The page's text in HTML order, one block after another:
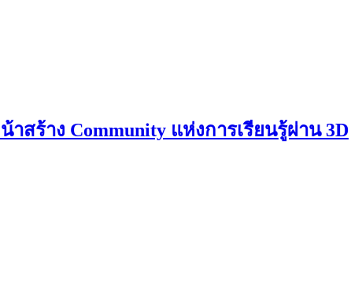
สร้าง Community แห่งการเรียนรู้ผ่าน 3D